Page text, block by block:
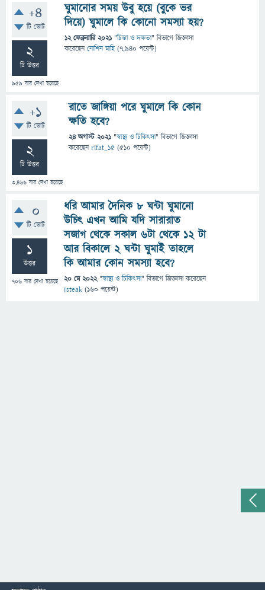
+4
টি ভোট
2
টি উত্তর
959 বার দেখা হয়েছে
ঘুমানোর সময় উবু হয়ে (বুকে ভর
দিয়ে) ঘুমালে কি কোনো সমস্যা হয়?
12 ফেব্রুয়ারি 2021 "চিন্তা ও দক্ষতা" বিভাগে জিজ্ঞাসা
করেছেননোশিন মাহি (7,940 পয়েন্ট)
+1
টি ভোট
2
টি উত্তর
3,466 বার দেখা হয়েছে
রাতে জাঙ্গিয়া পরে ঘুমালে কি কোন
ক্ষতি হবে?
24 অগাস্ট 2021 "স্বাস্থ্য ও চিকিৎসা" বিভাগে জিজ্ঞাসা
করেছেনrifat_15 (510 পয়েন্ট)
0
টি ভোট
1
উত্তর
706 বার দেখা হয়েছে
ধরি আমার দৈনিক ৮ ঘন্টা ঘুমানো
উচিৎ এখন আমি যদি সারারাত
সজাগ থেকে সকাল ৬টা থেকে ১২ টা
আর বিকালে ২ ঘন্টা ঘুমাই তাহলে
কি আমার কোন সমস্যা হবে?
20 মে 2022 "স্বাস্থ্য ও চিকিৎসা" বিভাগে জিজ্ঞাসাকরেছেন
Isteak (160 পয়েন্ট)